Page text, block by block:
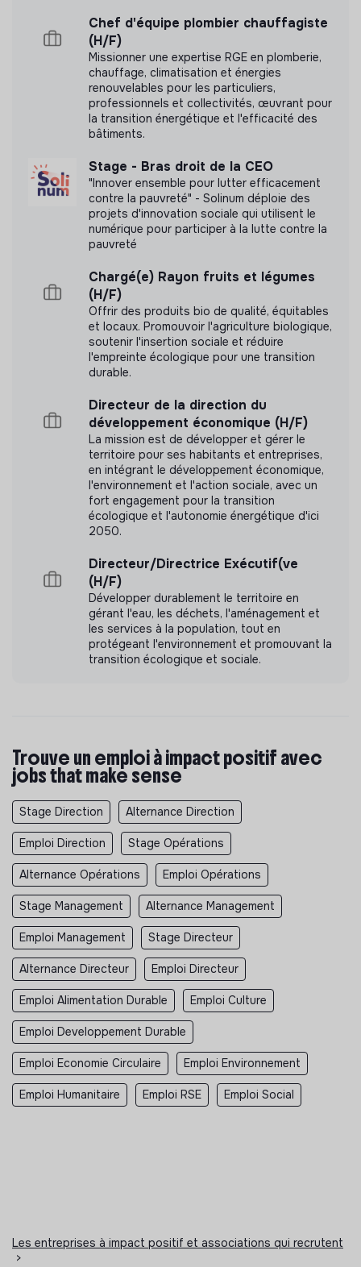
Chef d'équipe plombier chauffagiste
(H/F)
Missionner une expertise RGE en plomberie,
chauffage, climatisation et énergies
renouvelables pour les particuliers,
professionnels et collectivités, œuvrant pour
la transition énergétique et l'efficacité des
bâtiments.
Stage - Bras droit de la CEO
"Innover ensemble pour lutter efficacement
contre la pauvreté" - Solinum déploie des
projets d'innovation sociale qui utilisent le
numérique pour participer à la lutte contre la
pauvreté
Chargé(e) Rayon fruits et légumes
(H/F)
Offrir des produits bio de qualité, équitables
et locaux. Promouvoir l'agriculture biologique,
soutenir l'insertion sociale et réduire
l'empreinte écologique pour une transition
durable.
Directeur de la direction du
développement économique (H/F)
La mission est de développer et gérer le
territoire pour ses habitants et entreprises,
en intégrant le développement économique,
l'environnement et l'action sociale, avec un
fort engagement pour la transition
écologique et l'autonomie énergétique d'ici
2050.
Directeur/Directrice Exécutif(ve
(H/F)
Développer durablement le territoire en
gérant l'eau, les déchets, l'aménagement et
les services à la population, tout en
protégeant l'environnement et promouvant la
transition écologique et sociale.
Trouve un emploi à impact positif avec
jobs that make sense
Stage Direction Alternance Direction
Emploi Direction Stage Opérations
Alternance Opérations Emploi Opérations
Stage Management Alternance Management
Emploi Management Stage Directeur
Alternance Directeur Emploi Directeur
Emploi Alimentation Durable Emploi Culture
Emploi Developpement Durable
Emploi Economie Circulaire Emploi Environnement
Emploi Humanitaire Emploi RSE Emploi Social
Les entreprises à impact positif et associations qui recrutent
>